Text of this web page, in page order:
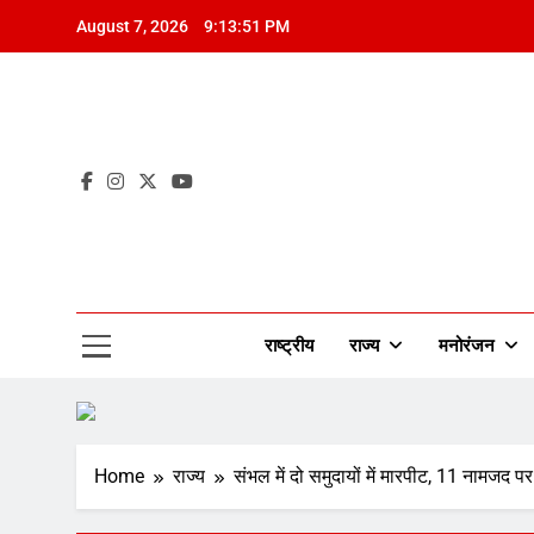
August 7, 2026 9:13:52 PM
राष्ट्रीय राज्य मनोरंजन
Home राज्य संभल में दो समुदायों में मारपीट, 11 नामजद